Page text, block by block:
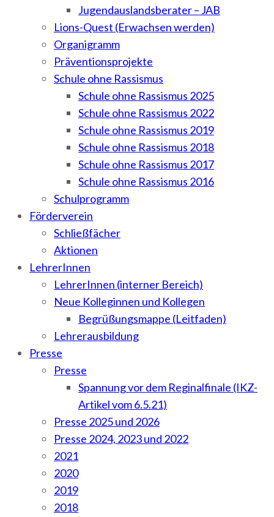
Jugendauslandsberater – JAB
Lions-Quest (Erwachsen werden)
Organigramm
Präventionsprojekte
Schule ohne Rassismus
Schule ohne Rassismus 2025
Schule ohne Rassismus 2022
Schule ohne Rassismus 2019
Schule ohne Rassismus 2018
Schule ohne Rassismus 2017
Schule ohne Rassismus 2016
Schulprogramm
Förderverein
Schließfächer
Aktionen
LehrerInnen
LehrerInnen (interner Bereich)
Neue Kolleginnen und Kollegen
Begrüßungsmappe (Leitfaden)
Lehrerausbildung
Presse
Presse
Spannung vor dem Reginalfinale (IKZ-
Artikel vom 6.5.21)
Presse 2025 und 2026
Presse 2024, 2023 und 2022
2021
2020
2019
2018